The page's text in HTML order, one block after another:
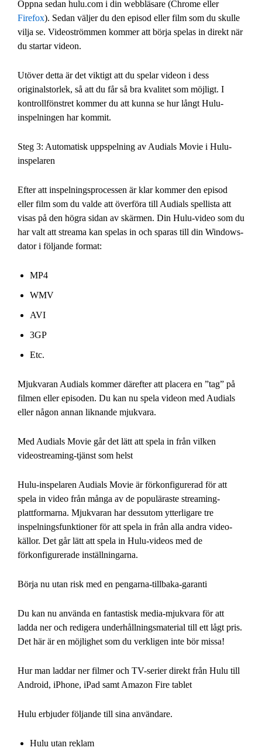
Öppna sedan hulu.com i din webbläsare (Chrome eller
Firefox). Sedan väljer du den episod eller film som du skulle
vilja se. Videoströmmen kommer att börja spelas in direkt när
du startar videon.
Utöver detta är det viktigt att du spelar videon i dess
originalstorlek, så att du får så bra kvalitet som möjligt. I
kontrollfönstret kommer du att kunna se hur långt Hulu-
inspelningen har kommit.
Steg 3: Automatisk uppspelning av Audials Movie i Hulu-
inspelaren
Efter att inspelningsprocessen är klar kommer den episod
eller film som du valde att överföra till Audials spellista att
visas på den högra sidan av skärmen. Din Hulu-video som du
har valt att streama kan spelas in och sparas till din Windows-
dator i följande format:
MP4
WMV
AVI
3GP
Etc.
Mjukvaran Audials kommer därefter att placera en ”tag” på
filmen eller episoden. Du kan nu spela videon med Audials
eller någon annan liknande mjukvara.
Med Audials Movie går det lätt att spela in från vilken
videostreaming-tjänst som helst
Hulu-inspelaren Audials Movie är förkonfigurerad för att
spela in video från många av de populäraste streaming-
plattformarna. Mjukvaran har dessutom ytterligare tre
inspelningsfunktioner för att spela in från alla andra video-
källor. Det går lätt att spela in Hulu-videos med de
förkonfigurerade inställningarna.
Börja nu utan risk med en pengarna-tillbaka-garanti
Du kan nu använda en fantastisk media-mjukvara för att
ladda ner och redigera underhållningsmaterial till ett lågt pris.
Det här är en möjlighet som du verkligen inte bör missa!
Hur man laddar ner filmer och TV-serier direkt från Hulu till
Android, iPhone, iPad samt Amazon Fire tablet
Hulu erbjuder följande till sina användare.
Hulu utan reklam